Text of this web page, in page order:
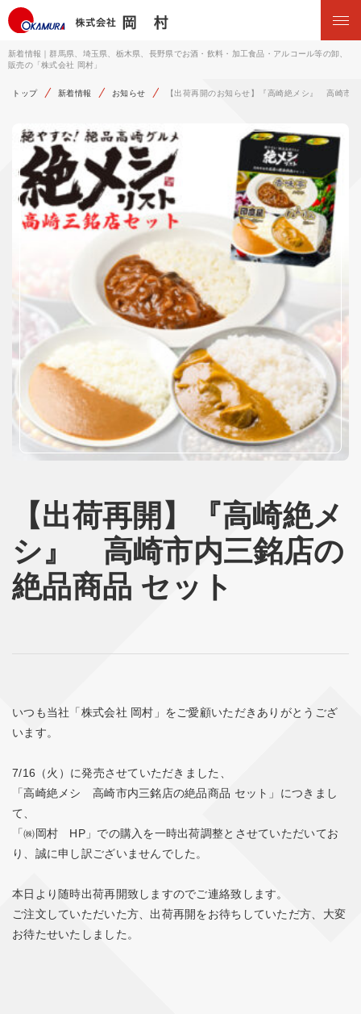
新着情報｜群馬県、埼玉県、栃木県、長野県でお酒・飲料・加工食品・アルコール等の卸、
販売の「株式会社 岡村」
トップ 新着情報 お知らせ 【出荷再開のお知らせ】『高崎絶メシ』 高崎市
【出荷再開】『高崎絶メ
シ』 高崎市内三銘店の
絶品商品 セット
いつも当社「株式会社 岡村」をご愛顧いただきありがとうござ
います。
7/16（火）に発売させていただきました、
「高崎絶メシ 高崎市内三銘店の絶品商品 セット」につきまし
て、
「㈱岡村 HP」での購入を一時出荷調整とさせていただいてお
り、誠に申し訳ございませんでした。
本日より随時出荷再開致しますのでご連絡致します。
ご注文していただいた方、出荷再開をお待ちしていただ方、大変
お待たせいたしました。